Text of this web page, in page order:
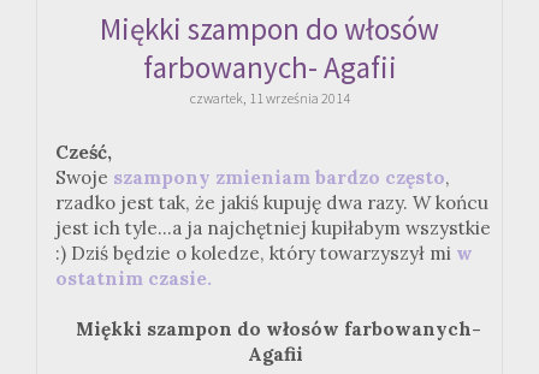
Miękki szampon do włosów
farbowanych- Agafii
czwartek, 11 września 2014
Cześć,
Swoje szampony zmieniam bardzo często,
rzadko jest tak, że jakiś kupuję dwa razy. W końcu
jest ich tyle...a ja najchętniej kupiłabym wszystkie
:) Dziś będzie o koledze, który towarzyszył mi w
ostatnim czasie.
Miękki szampon do włosów farbowanych-
Agafii